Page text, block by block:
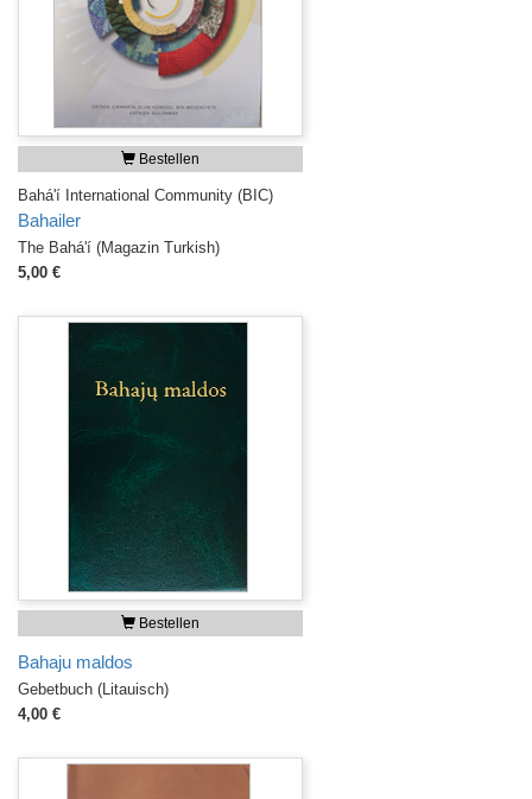
Bestellen
Bahá'í International Community (BIC)
Bahailer
The Bahá'í (Magazin Turkish)
5,00 €
Bestellen
Bahaju maldos
Gebetbuch (Litauisch)
4,00 €